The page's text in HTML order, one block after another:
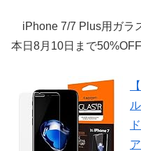
iPhone 7/7 Plus用ガラ
本日8月10日まで50%OFF